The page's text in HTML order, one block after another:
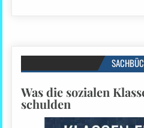
Was die sozialen
schulden